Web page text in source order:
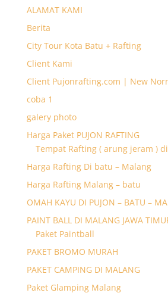
ALAMAT KAMI
Berita
City Tour Kota Batu + Rafting
Client Kami
Client Pujonrafting.com | New
coba 1
galery photo
Harga Paket PUJON RAFTING
Tempat Rafting ( arung jeram )
Harga Rafting Di batu – Malang
Harga Rafting Malang – batu
OMAH KAYU DI PUJON – BATU –
PAINT BALL DI MALANG JAWA
Paket Paintball
PAKET BROMO MURAH
PAKET CAMPING DI MALANG
Paket Glamping Malang